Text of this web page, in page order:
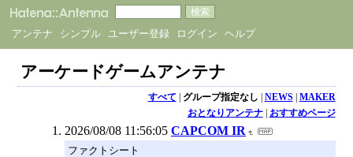
アンテナ シンプル ユーザー登録 ログイン ヘルプ
アーケードゲームアンテナ
すべて | グループ指定なし | NEWS| MAKER
おとなりアンテナ| おすすめページ
2026/08/08 11:56:05 CAPCOM IR
ファクトシート